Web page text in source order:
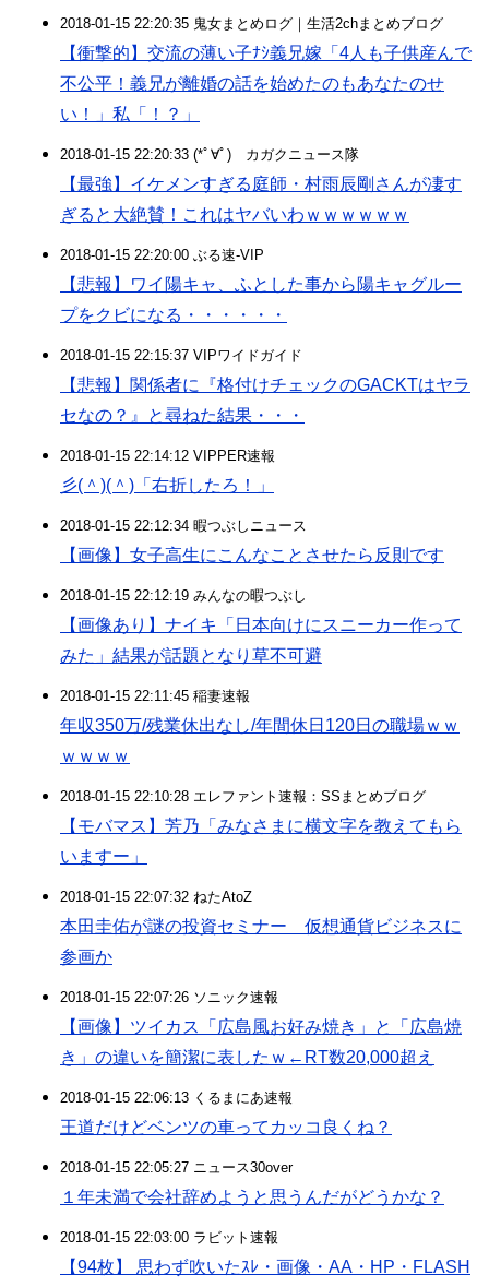
2018-01-15 22:20:35 鬼女まとめログ｜生活2chまとめブログ
【衝撃的】交流の薄い子ﾅｼ義兄嫁「4人も子供産んで
不公平！義兄が離婚の話を始めたのもあなたのせ
い！」私「！？」
2018-01-15 22:20:33 (*ﾟ∀ﾟ)ゞカガクニュース隊
【最強】イケメンすぎる庭師・村雨辰剛さんが凄す
ぎると大絶賛！これはヤバいわｗｗｗｗｗｗ
2018-01-15 22:20:00 ぶる速-VIP
【悲報】ワイ陽キャ、ふとした事から陽キャグルー
プをクビになる・・・・・・
2018-01-15 22:15:37 VIPワイドガイド
【悲報】関係者に『格付けチェックのGACKTはヤラ
セなの？』と尋ねた結果・・・
2018-01-15 22:14:12 VIPPER速報
彡(＾)(＾)「右折したろ！」
2018-01-15 22:12:34 暇つぶしニュース
【画像】女子高生にこんなことさせたら反則です
2018-01-15 22:12:19 みんなの暇つぶし
【画像あり】ナイキ「日本向けにスニーカー作って
みた」結果が話題となり草不可避
2018-01-15 22:11:45 稲妻速報
年収350万/残業休出なし/年間休日120日の職場ｗｗ
ｗｗｗｗ
2018-01-15 22:10:28 エレファント速報：SSまとめブログ
【モバマス】芳乃「みなさまに横文字を教えてもら
いますー」
2018-01-15 22:07:32 ねたAtoZ
本田圭佑が謎の投資セミナー 仮想通貨ビジネスに
参画か
2018-01-15 22:07:26 ソニック速報
【画像】ツイカス「広島風お好み焼き」と「広島焼
き」の違いを簡潔に表したｗ←RT数20,000超え
2018-01-15 22:06:13 くるまにあ速報
王道だけどベンツの車ってカッコ良くね？
2018-01-15 22:05:27 ニュース30over
１年未満で会社辞めようと思うんだがどうかな？
2018-01-15 22:03:00 ラビット速報
【94枚】 思わず吹いたｽﾚ・画像・AA・HP・FLASH